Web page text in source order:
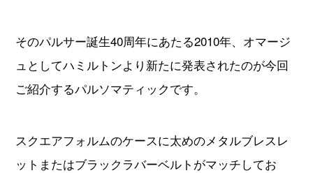
そのパルサー誕生40周年にあたる2010年、オマージ
ュとしてハミルトンより新たに発表されたのが今回
ご紹介するパルソマティックです。
スクエアフォルムのケースに太めのメタルブレスレ
ットまたはブラックラバーベルトがマッチしてお